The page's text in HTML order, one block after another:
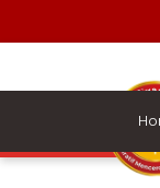
content